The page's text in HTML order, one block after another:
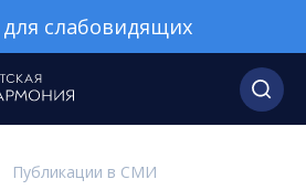
слабовидящих
Публикации в СМИ